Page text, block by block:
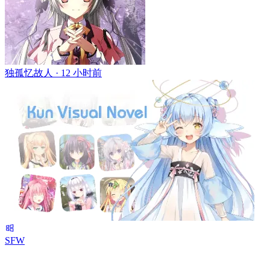
独孤忆故人 · 12 小时前
SFW